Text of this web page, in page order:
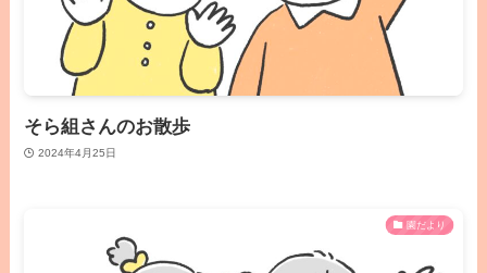
そら組さんのお散歩
2024年4月25日
園だより